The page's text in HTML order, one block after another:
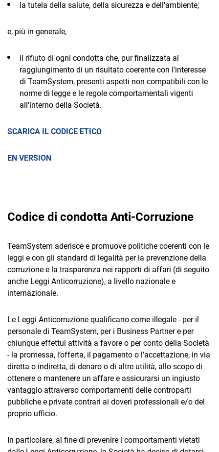
la tutela della salute, della sicurezza e dell'ambiente;
e, più in generale,
il rifiuto di ogni condotta che, pur finalizzata al
raggiungimento di un risultato coerente con l'interesse
di TeamSystem, presenti aspetti non compatibili con le
norme di legge e le regole comportamentali vigenti
all'interno della Società.
SCARICA IL CODICE ETICO
EN VERSION
Codice di condotta Anti-Corruzione
TeamSystem aderisce e promuove politiche coerenti con le
leggi e con gli standard di legalità per la prevenzione della
corruzione e la trasparenza nei rapporti di affari (di seguito
anche Leggi Anticorruzione), a livello nazionale e
internazionale.
Le Leggi Anticorruzione qualificano come illegale - per il
personale di TeamSystem, per i Business Partner e per
chiunque effettui attività a favore o per conto della Società
- la promessa, l’offerta, il pagamento o l’accettazione, in via
diretta o indiretta, di denaro o di altre utilità, allo scopo di
ottenere o mantenere un affare e assicurarsi un ingiusto
vantaggio attraverso comportamenti delle controparti
pubbliche e private contrari ai doveri professionali e/o del
proprio ufficio.
In particolare, al fine di prevenire i comportamenti vietati